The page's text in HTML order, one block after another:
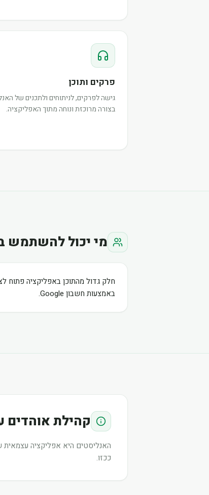
פרקים ותוכן
גישה לפרקים, לניתוחים ולתכנים של
בצורה מרוכזת ונוחה מתוך האפליקציה.
מי יכול להשתמש
חלק גדול מהתוכן באפליקציה פתוח
באמצעות חשבון Google.
קהילת אוהדים
האנליסטים היא אפליקציה עצמאית
ככזו.